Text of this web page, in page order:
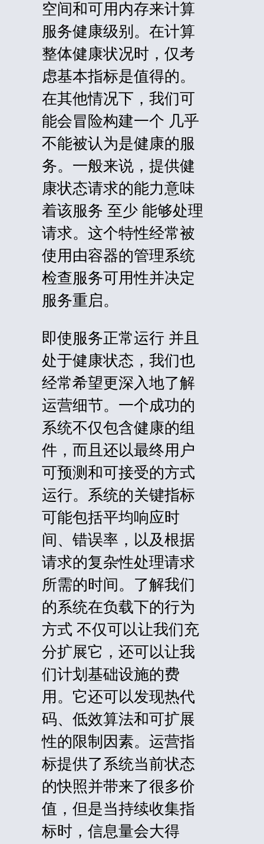
空间和可用内存来计算
服务健康级别。在计算
整体健康状况时，仅考
虑基本指标是值得的。
在其他情况下，我们可
能会冒险构建一个 几乎
不能被认为是健康的服
务。一般来说，提供健
康状态请求的能力意味
着该服务 至少 能够处理
请求。这个特性经常被
使用由容器的管理系统
检查服务可用性并决定
服务重启。
即使服务正常运行 并且
处于健康状态，我们也
经常希望更深入地了解
运营细节。一个成功的
系统不仅包含健康的组
件，而且还以最终用户
可预测和可接受的方式
运行。系统的关键指标
可能包括平均响应时
间、错误率，以及根据
请求的复杂性处理请求
所需的时间。了解我们
的系统在负载下的行为
方式 不仅可以让我们充
分扩展它，还可以让我
们计划基础设施的费
用。它还可以发现热代
码、低效算法和可扩展
性的限制因素。运营指
标提供了系统当前状态
的快照并带来了很多价
值，但是当持续收集指
标时，信息量会大得